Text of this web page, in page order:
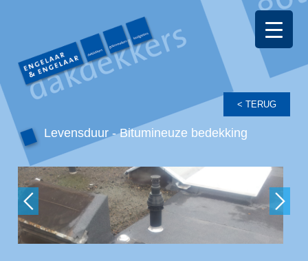
Levensduur - Bitumineuze bedekking